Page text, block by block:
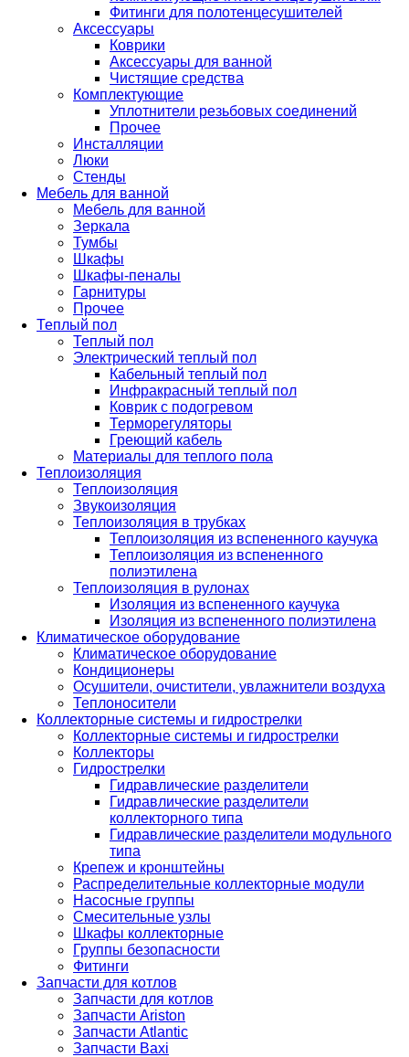
Фитинги для полотенцесушителей
Аксессуары
Коврики
Аксессуары для ванной
Чистящие средства
Комплектующие
Уплотнители резьбовых соединений
Прочее
Инсталляции
Люки
Стенды
Мебель для ванной
Мебель для ванной
Зеркала
Тумбы
Шкафы
Шкафы-пеналы
Гарнитуры
Прочее
Теплый пол
Теплый пол
Электрический теплый пол
Кабельный теплый пол
Инфракрасный теплый пол
Коврик с подогревом
Терморегуляторы
Греющий кабель
Материалы для теплого пола
Теплоизоляция
Теплоизоляция
Звукоизоляция
Теплоизоляция в трубках
Теплоизоляция из вспененного каучука
Теплоизоляция из вспененного
полиэтилена
Теплоизоляция в рулонах
Изоляция из вспененного каучука
Изоляция из вспененного полиэтилена
Климатическое оборудование
Климатическое оборудование
Кондиционеры
Осушители, очистители, увлажнители воздуха
Теплоносители
Коллекторные системы и гидрострелки
Коллекторные системы и гидрострелки
Коллекторы
Гидрострелки
Гидравлические разделители
Гидравлические разделители
коллекторного типа
Гидравлические разделители модульного
типа
Крепеж и кронштейны
Распределительные коллекторные модули
Насосные группы
Смесительные узлы
Шкафы коллекторные
Группы безопасности
Фитинги
Запчасти для котлов
Запчасти для котлов
Запчасти Ariston
Запчасти Atlantic
Запчасти Baxi